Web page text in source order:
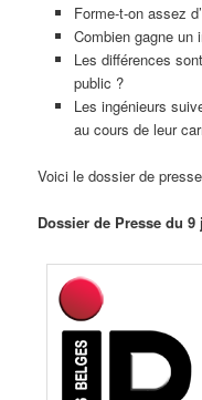
Forme-t-on assez
Combien gagne un
Les différences
public ?
Les ingénieurs
au cours de leur
Voici le dossier de
Dossier de Presse du 9